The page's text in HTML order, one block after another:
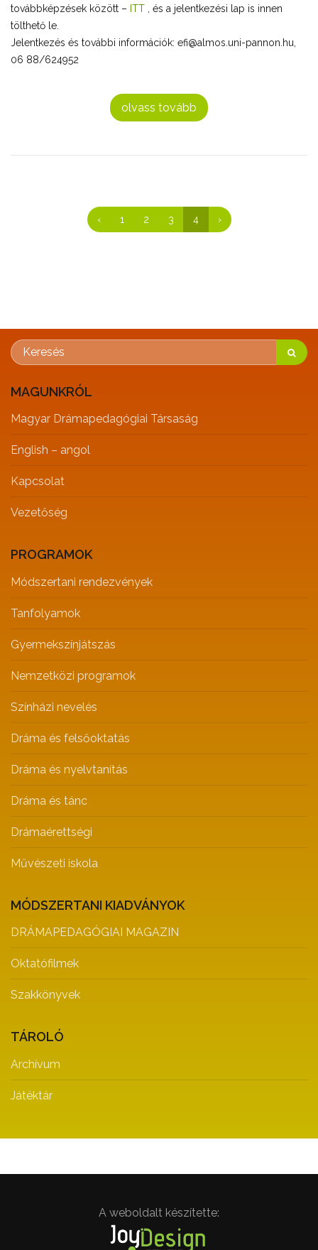
továbbképzések között – ITT , és a jelentkezési lap is innen
tölthető le.
Jelentkezés és további információk: efi@almos.uni-pannon.hu,
06 88/624952
olvass tovább
‹ 1 2 3 4 ›
MAGUNKRÓL
Magyar Drámapedagógiai Társaság
English – angol
Kapcsolat
Vezetőség
PROGRAMOK
Módszertani rendezvények
Tanfolyamok
Gyermekszínjátszás
Nemzetközi programok
Színházi nevelés
Dráma és felsőoktatás
Dráma és nyelvtanítás
Dráma és tánc
Drámaérettségi
Művészeti iskola
MÓDSZERTANI KIADVÁNYOK
DRÁMAPEDAGÓGIAI MAGAZIN
Oktatófilmek
Szakkönyvek
TÁROLÓ
Archívum
Játéktár
A weboldalt készítette: